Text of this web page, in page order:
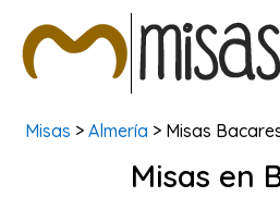
BUSCAR MISAS
Misas > Almería > Misas
Misas en